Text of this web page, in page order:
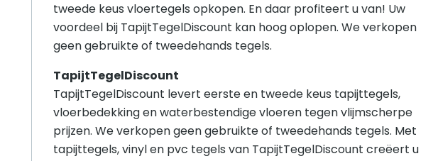
tweede keus vloertegels opkopen. En daar profiteert u van! Uw
voordeel bij TapijtTegelDiscount kan hoog oplopen. We verkopen
geen gebruikte of tweedehands tegels.
TapijtTegelDiscount
TapijtTegelDiscount levert eerste en tweede keus tapijttegels,
vloerbedekking en waterbestendige vloeren tegen vlijmscherpe
prijzen. We verkopen geen gebruikte of tweedehands tegels. Met
tapijttegels, vinyl en pvc tegels van TapijtTegelDiscount creëert u